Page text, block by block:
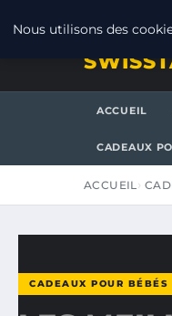
ACCUEIL
CADEAUX
ACCUEIL
CADEAUX POUR BÉBÉS
Nous utilisons des